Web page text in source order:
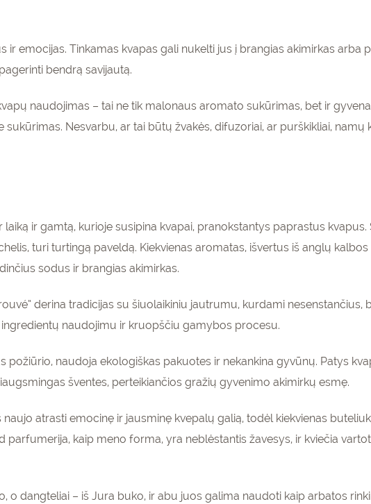
ir emocijas. Tinkamas kvapas gali nukelti jus į brangias akimirkas arba
bendrą savijautą.
naudojimas – tai ne tik malonaus aromato sukūrimas, bet ir
Nesvarbu, ar tai būtų žvakės, difuzoriai, ar purškikliai,
laiką ir gamtą, kurioje susipina kvapai, pranokstantys paprastus
turi turtingą paveldą. Kiekvienas aromatas, išvertus iš anglų
sodus ir brangias akimirkas.
derina tradicijas su šiuolaikiniu jautrumu, kurdami
naudojimu ir kruopščiu gamybos procesu.
požiūrio, naudoja ekologiškas pakuotes ir nekankina gyvūnų. Patys
šventes, perteikiančios gražių gyvenimo akimirkų esmę.
naujo atrasti emocinę ir jausminę kvepalų galią, todėl kiekvienas
parfumerija, kaip meno forma, yra neblėstantis žavesys, ir kviečia
o dangteliai – iš Jura buko, ir abu juos galima naudoti kaip arbatos
Prenumeruokite
ir gaukite15%
nuolaidąpirmam
pirkinių krepšeliui!
PRENUMERUOTI